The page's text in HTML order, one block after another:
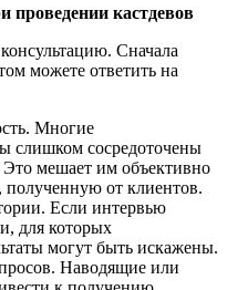
проведении кастдевов
Сначала
можете ответить на
Многие
слишком сосредоточены
мешает им объективно
от клиентов.
Если интервью
для которых
могут быть искажены.
Наводящие или